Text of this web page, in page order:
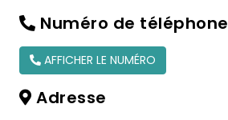
Numéro de téléphone
AFFICHER LE NUMÉRO
Adresse